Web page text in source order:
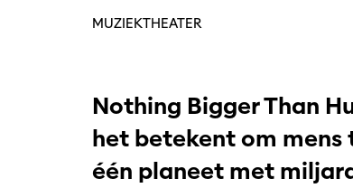
MUZIEKTHEATER
Nothing Bigger Than
het betekent om mens
één planeet met